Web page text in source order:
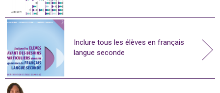
Inclure tous les élèves en français
langue seconde